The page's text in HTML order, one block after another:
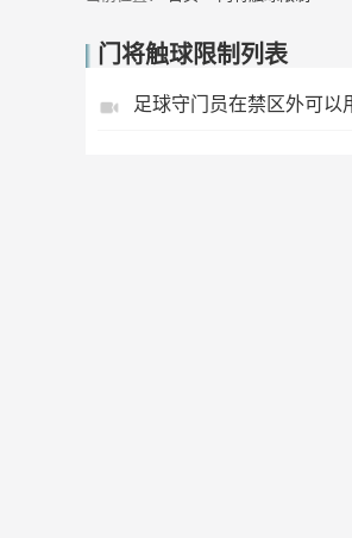
门将触球限制列表
足球守门员在禁区外可以